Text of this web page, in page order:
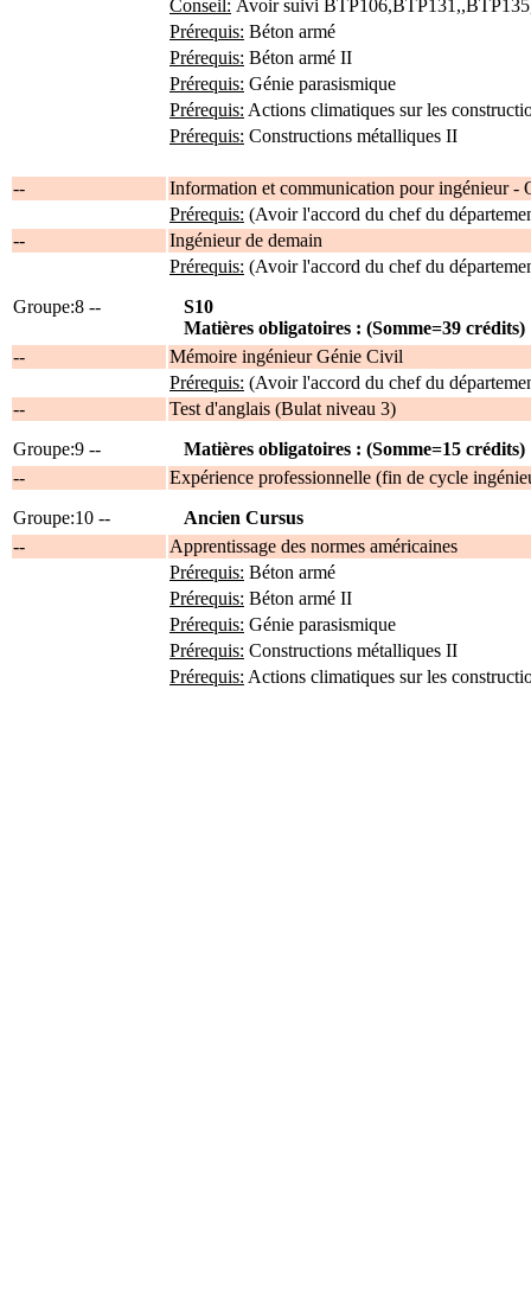
Conseil: Avoir suivi
Prérequis: Béton armé
Prérequis: Béton armé II
Prérequis: Génie parasismique
Prérequis: Actions climatiques sur les
Prérequis: Constructions métalliques II
--
Information et communication pour ingénieur -
Prérequis: (Avoir l'accord du chef du
--
Ingénieur de demain
Prérequis: (Avoir l'accord du chef du
Groupe:8 --
S10
Matières obligatoires : (Somme=39 crédits)
--
Mémoire ingénieur Génie Civil
Prérequis: (Avoir l'accord du chef du
--
Test d'anglais (Bulat niveau 3)
Groupe:9 --
Matières obligatoires : (Somme=15 crédits)
--
Expérience professionnelle (fin de cycle
Groupe:10 --
Ancien Cursus
--
Apprentissage des normes américaines
Prérequis: Béton armé
Prérequis: Béton armé II
Prérequis: Génie parasismique
Prérequis: Constructions métalliques II
Prérequis: Actions climatiques sur les